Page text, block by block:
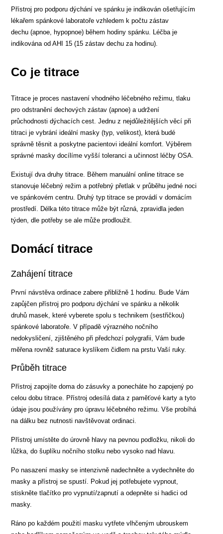
Přístroj pro podporu dýchání ve spánku je indikován ošetřujícím
lékařem spánkové laboratoře vzhledem k počtu zástav
dechu (apnoe, hypopnoe) během hodiny spánku. Léčba je
indikována od AHI 15 (15 zástav dechu za hodinu).
Co je titrace
Titrace je proces nastavení vhodného léčebného režimu, tlaku
pro odstranění dechových zástav (apnoe) a udržení
průchodnosti dýchacích cest. Jednu z nejdůležitějších věcí při
titraci je vybrání ideální masky (typ, velikost), která budé
správně těsnit a poskytne pacientovi ideální komfort. Výběrem
správné masky docílíme vyšší toleranci a učinnost léčby OSA.
Existují dva druhy titrace. Během manuální online titrace se
stanovuje léčebný režim a potřebný přetlak v průběhu jedné noci
ve spánkovém centru. Druhý typ titrace se provádí v domácím
prostředí. Délka této titrace může být různá, zpravidla jeden
týden, dle potřeby se ale může prodloužit.
Domácí titrace
Zahájení titrace
První návstěva ordinace zabere přibližně 1 hodinu. Bude Vám
zapůjčen přístroj pro podporu dýchání ve spánku a několik
druhů masek, které vyberete spolu s technikem (sestřičkou)
spánkové laboratoře. V případě výrazného nočního
nedokysličení, zjištěného při předchozí polygrafii, Vám bude
měřena rovněž saturace kyslíkem čidlem na prstu Vaší ruky.
Průběh titrace
Přístroj zapojíte doma do zásuvky a ponecháte ho zapojený po
celou dobu titrace. Přístroj odesílá data z paměťové karty a tyto
údaje jsou používány pro úpravu léčebného režimu. Vše probíhá
na dálku bez nutnosti navštěvovat ordinaci.
Přístroj umístěte do úrovně hlavy na pevnou podložku, nikoli do
lůžka, do šuplíku nočního stolku nebo vysoko nad hlavu.
Po nasazení masky se intenzivně nadechněte a vydechněte do
masky a přístroj se spustí. Pokud jej potřebujete vypnout,
stiskněte tlačítko pro vypnutí/zapnutí a odepněte si hadici od
masky.
Ráno po každém použití masku vytřete vlhčeným ubrouskem